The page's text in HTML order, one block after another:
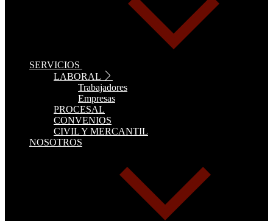
SERVICIOS
LABORAL
Trabajadores
Empresas
PROCESAL
CONVENIOS
CIVIL Y MERCANTIL
NOSOTROS